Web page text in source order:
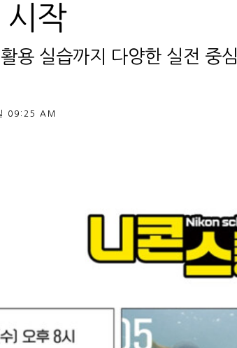
시작
용 실습까지 다양한 실전 중심
09:25 AM